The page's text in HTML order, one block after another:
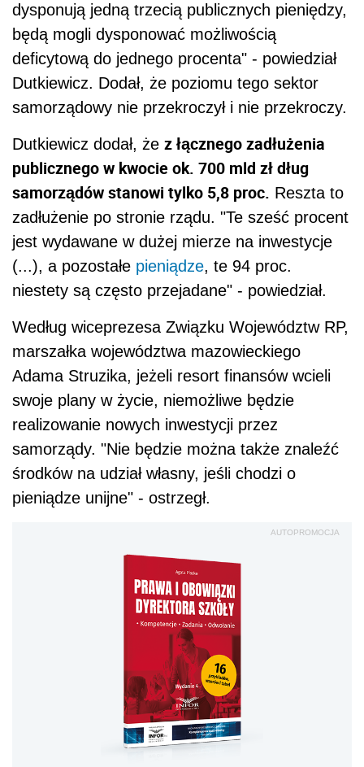
dysponują jedną trzecią publicznych pieniędzy,
będą mogli dysponować możliwością
deficytową do jednego procenta" - powiedział
Dutkiewicz. Dodał, że poziomu tego sektor
samorządowy nie przekroczył i nie przekroczy.
Dutkiewicz dodał, że z łącznego zadłużenia
publicznego w kwocie ok. 700 mld zł dług
samorządów stanowi tylko 5,8 proc. Reszta to
zadłużenie po stronie rządu. "Te sześć procent
jest wydawane w dużej mierze na inwestycje
(...), a pozostałe pieniądze, te 94 proc.
niestety są często przejadane" - powiedział.
Według wiceprezesa Związku Województw RP,
marszałka województwa mazowieckiego
Adama Struzika, jeżeli resort finansów wcieli
swoje plany w życie, niemożliwe będzie
realizowanie nowych inwestycji przez
samorządy. "Nie będzie można także znaleźć
środków na udział własny, jeśli chodzi o
pieniądze unijne" - ostrzegł.
AUTOPROMOCJA